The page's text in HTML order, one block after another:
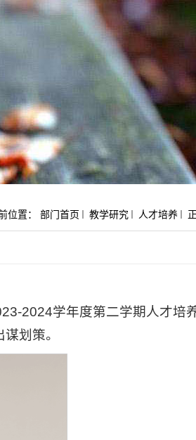
位置： 部门首页 教学研究 人才培养
2024学年度第二学期人才培
划策。